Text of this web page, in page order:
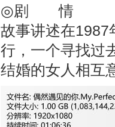
◎剧 情
故事讲述在1987
行，一个寻找过
结婚的女人相互